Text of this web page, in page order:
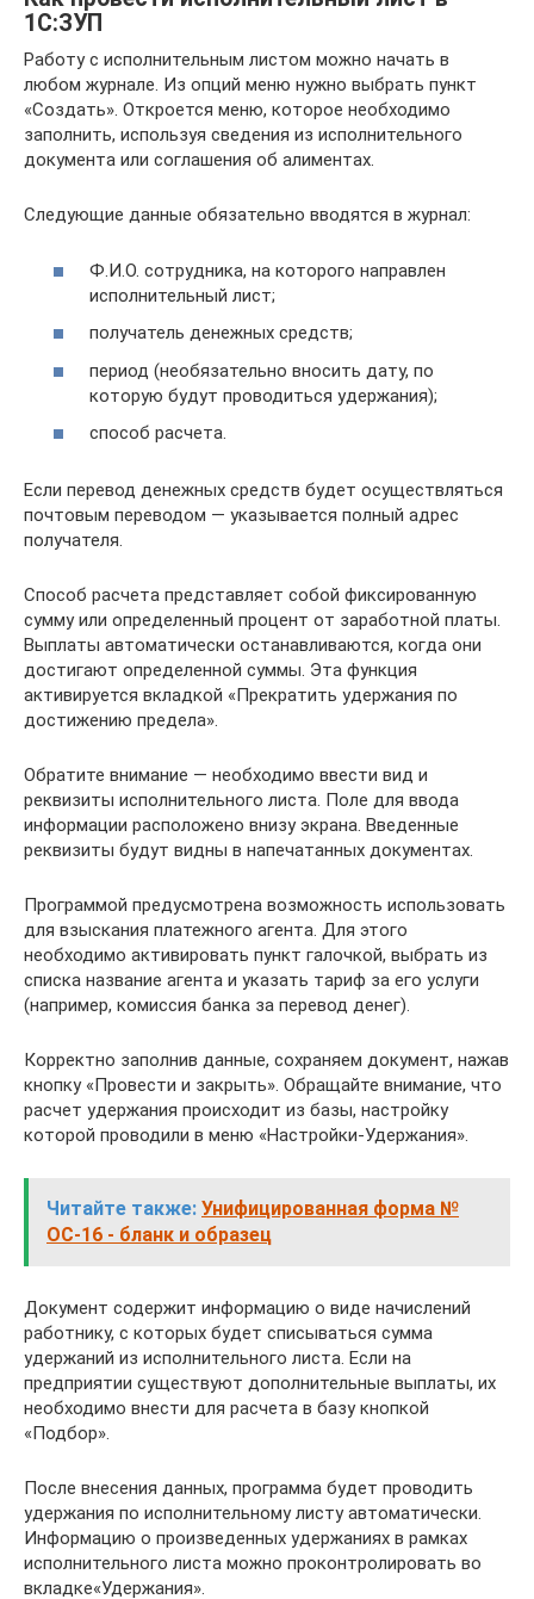
1С:ЗУП
Работу с исполнительным листом можно начать в
любом журнале. Из опций меню нужно выбрать пункт
«Создать». Откроется меню, которое необходимо
заполнить, используя сведения из исполнительного
документа или соглашения об алиментах.
Следующие данные обязательно вводятся в журнал:
Ф.И.О. сотрудника, на которого направлен
исполнительный лист;
получатель денежных средств;
период (необязательно вносить дату, по
которую будут проводиться удержания);
способ расчета.
Если перевод денежных средств будет осуществляться
почтовым переводом — указывается полный адрес
получателя.
Способ расчета представляет собой фиксированную
сумму или определенный процент от заработной платы.
Выплаты автоматически останавливаются, когда они
достигают определенной суммы. Эта функция
активируется вкладкой «Прекратить удержания по
достижению предела».
Обратите внимание — необходимо ввести вид и
реквизиты исполнительного листа. Поле для ввода
информации расположено внизу экрана. Введенные
реквизиты будут видны в напечатанных документах.
Программой предусмотрена возможность использовать
для взыскания платежного агента. Для этого
необходимо активировать пункт галочкой, выбрать из
списка название агента и указать тариф за его услуги
(например, комиссия банка за перевод денег).
Корректно заполнив данные, сохраняем документ, нажав
кнопку «Провести и закрыть». Обращайте внимание, что
расчет удержания происходит из базы, настройку
которой проводили в меню «Настройки-Удержания».
Читайте также: Унифицированная форма №
ОС-16 - бланк и образец
Документ содержит информацию о виде начислений
работнику, с которых будет списываться сумма
удержаний из исполнительного листа. Если на
предприятии существуют дополнительные выплаты, их
необходимо внести для расчета в базу кнопкой
«Подбор».
После внесения данных, программа будет проводить
удержания по исполнительному листу автоматически.
Информацию о произведенных удержаниях в рамках
исполнительного листа можно проконтролировать во
вкладке«Удержания».